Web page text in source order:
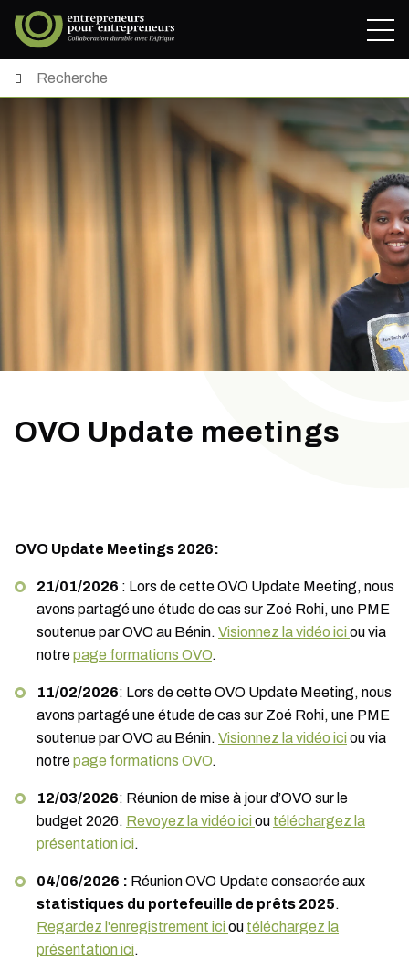
OVO Update meetings
OVO Update Meetings 2026:
21/01/2026 : Lors de cette OVO Update Meeting, nous
avons partagé une étude de cas sur Zoé Rohi, une PME
soutenue par OVO au Bénin. Visionnez la vidéo iciou via
notrepage formations OVO.
11/02/2026: Lors de cette OVO Update Meeting, nous
avons partagé une étude de cas sur Zoé Rohi, une PME
soutenue par OVO au Bénin. Visionnez la vidéo iciou via
notrepage formations OVO.
12/03/2026: Réunion de mise à jour d’OVO sur le
budget 2026. Revoyez la vidéo iciou téléchargez la
présentation ici.
04/06/2026 : Réunion OVO Update consacrée aux
statistiques du portefeuille de prêts 2025.
Regardez l'enregistrement iciou téléchargez la
présentation ici.